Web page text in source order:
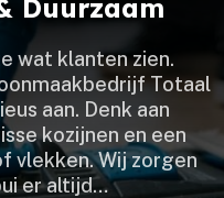
Duurzaam
wat klanten zien.​
Totaal
aan.​ Denk aan
kozijnen en een
vlekken.​ Wij zorgen
er altijd…